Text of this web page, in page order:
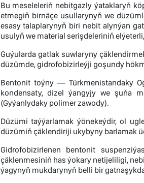
Bu meseleleriň nebitgazly ýataklaryň
etmegiň birnäçe usullarynyň we
esasy talaplarynyň biri nebit alynýan
usulyň we material serişdeleriniň
Guýularda gatlak suwlaryny
düzümde, gidrofobizirleýji goşundy
Bentonit toýny — Türkmenistandaky
kondensaty, dizel ýangyjy we şuňa
(Gyýanlydaky polimer zawody).
Düzümi taýýarlamak ýönekeýdir, ol
düzümiň çäklendiriji ukybyny barlamak
Gidrofobizirlenen bentonit
çäklenmesiniň has ýokary netijeliligi,
ýagynyň mukdarynyň belli bir